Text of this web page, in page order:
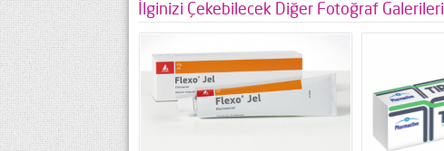
İlginizi Çekebilecek Diğer Fotoğraf Galerileri